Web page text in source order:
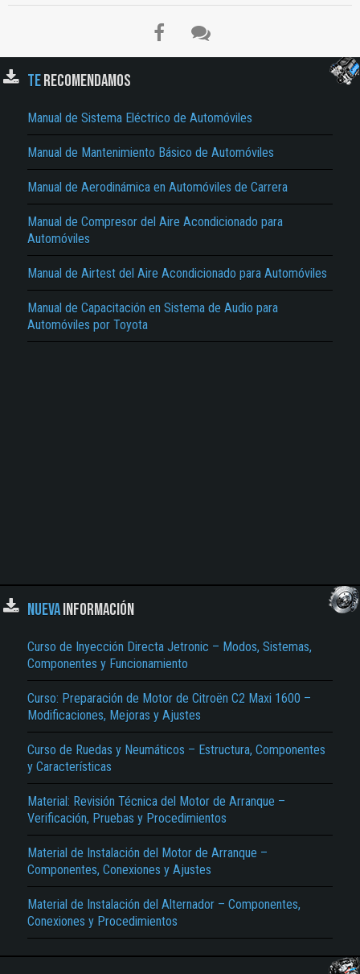
TERECOMENDAMOS
Manual de Sistema Eléctrico de Automóviles
Manual de Mantenimiento Básico de Automóviles
Manual de Aerodinámica en Automóviles de Carrera
Manual de Compresor del Aire Acondicionado para
Automóviles
Manual de Airtest del Aire Acondicionado para Automóviles
Manual de Capacitación en Sistema de Audio para
Automóviles por Toyota
NUEVAINFORMACIÓN
Curso de Inyección Directa Jetronic – Modos, Sistemas,
Componentes y Funcionamiento
Curso: Preparación de Motor de Citroën C2 Maxi 1600 –
Modificaciones, Mejoras y Ajustes
Curso de Ruedas y Neumáticos – Estructura, Componentes
y Características
Material: Revisión Técnica del Motor de Arranque –
Verificación, Pruebas y Procedimientos
Material de Instalación del Motor de Arranque –
Componentes, Conexiones y Ajustes
Material de Instalación del Alternador – Componentes,
Conexiones y Procedimientos
El Título es incorrecto según el contenido.
No carga o no se visualiza el contenido.
Reportar otro tipo de error...